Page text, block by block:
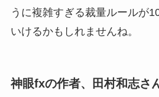
うに複雑すぎる裁量ルールが
いけるかもしれませんね。
神眼fxの作者、田村和志さ